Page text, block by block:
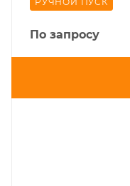
По запросу